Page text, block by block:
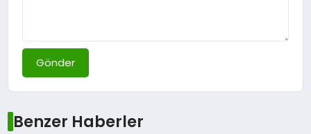
Gönder
Benzer Haberler